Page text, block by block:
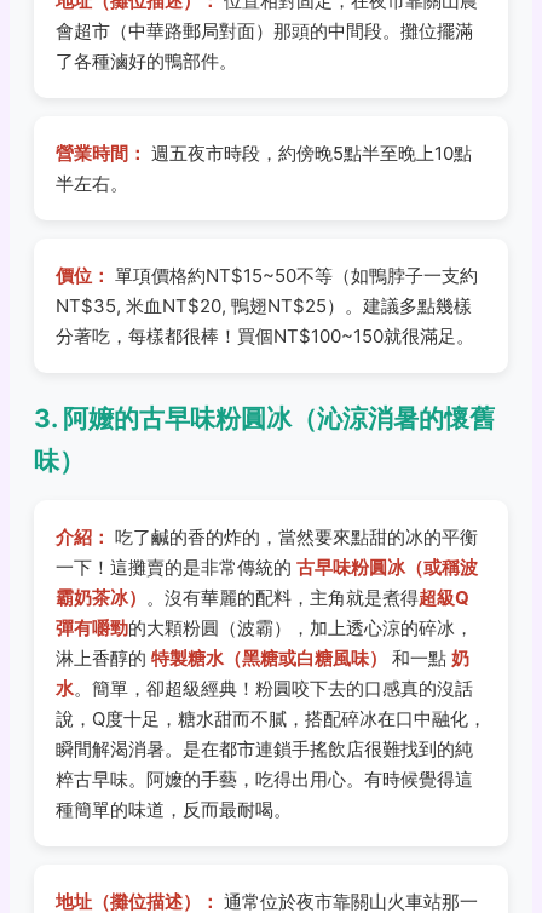
會超市（中華路郵局對面）那頭的中間段。攤位擺滿
了各種滷好的鴨部件。
營業時間： 週五夜市時段，約傍晚5點半至晚上10點
半左右。
價位： 單項價格約NT$15~50不等（如鴨脖子一支約
NT$35, 米血NT$20, 鴨翅NT$25）。建議多點幾樣
分著吃，每樣都很棒！買個NT$100~150就很滿足。
3. 阿嬤的古早味粉圓冰（沁涼消暑的懷舊
味）
介紹： 吃了鹹的香的炸的，當然要來點甜的冰的平衡
一下！這攤賣的是非常傳統的 古早味粉圓冰（或稱波
霸奶茶冰） 。沒有華麗的配料，主角就是煮得超級Q
彈有嚼勁的大顆粉圓（波霸），加上透心涼的碎冰，
淋上香醇的 特製糖水（黑糖或白糖風味） 和一點 奶
水。簡單，卻超級經典！粉圓咬下去的口感真的沒話
說，Q度十足，糖水甜而不膩，搭配碎冰在口中融化，
瞬間解渴消暑。是在都市連鎖手搖飲店很難找到的純
粹古早味。阿嬤的手藝，吃得出用心。有時候覺得這
種簡單的味道，反而最耐喝。
地址（攤位描述）： 通常位於夜市靠關山火車站那一